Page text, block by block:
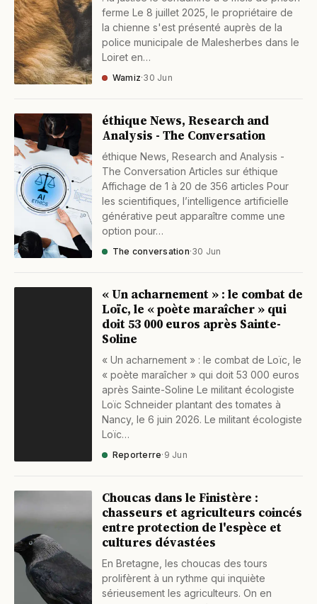
ferme Le 8 juillet 2025, le propriétaire de
la chienne s'est présenté auprès de la
police municipale de Malesherbes dans le
Loiret en…
Wamiz·30 Jun
éthique News, Research and
Analysis - The Conversation
éthique News, Research and Analysis -
The Conversation Articles sur éthique
Affichage de 1 à 20 de 356 articles Pour
les scientifiques, l’intelligence artificielle
générative peut apparaître comme une
option pour…
The conversation·30 Jun
« Un acharnement » : le combat de
Loïc, le « poète maraîcher » qui
doit 53 000 euros après Sainte-
Soline
« Un acharnement » : le combat de Loïc, le
« poète maraîcher » qui doit 53 000 euros
après Sainte-Soline Le militant écologiste
Loïc Schneider plantant des tomates à
Nancy, le 6 juin 2026. Le militant écologiste
Loïc…
Reporterre· 9 Jun
Choucas dans le Finistère :
chasseurs et agriculteurs coincés
entre protection de l'espèce et
cultures dévastées
En Bretagne, les choucas des tours
prolifèrent à un rythme qui inquiète
sérieusement les agriculteurs. On en